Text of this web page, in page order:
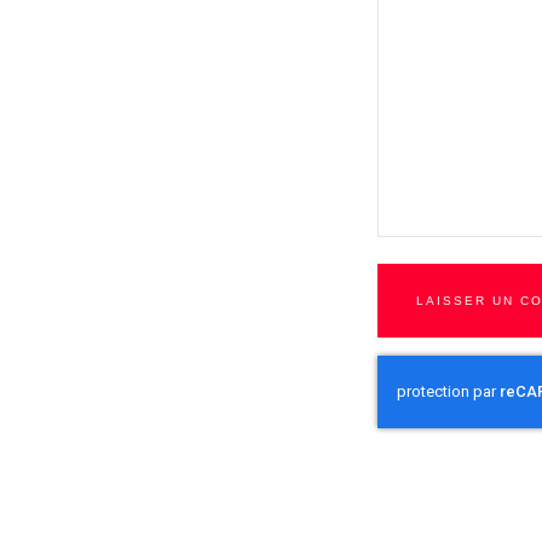
LAISSER UN